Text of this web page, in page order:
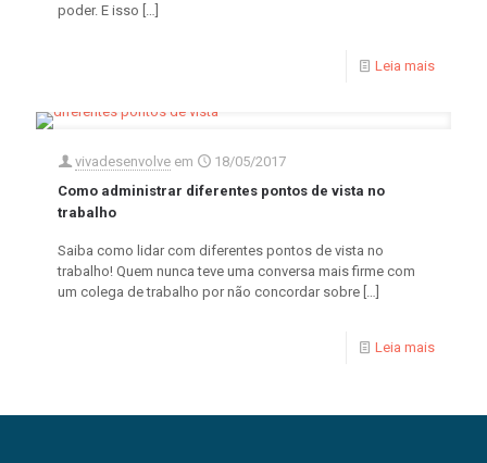
poder. E isso
Leia mais
vivadesenvolve em
18/05/2017
Como administrar diferentes pontos de vista no
trabalho
Saiba como lidar com diferentes pontos de vista no
trabalho! Quem nunca teve uma conversa mais firme com
um colega de trabalho por não concordar sobre
Leia mais